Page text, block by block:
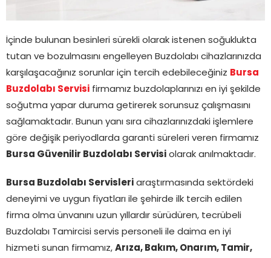
İçinde bulunan besinleri sürekli olarak istenen soğuklukta
tutan ve bozulmasını engelleyen Buzdolabı cihazlarınızda
karşılaşacağınız sorunlar için tercih edebileceğiniz Bursa
Buzdolabı Servisi firmamız buzdolaplarınızı en iyi şekilde
soğutma yapar duruma getirerek sorunsuz çalışmasını
sağlamaktadır. Bunun yanı sıra cihazlarınızdaki işlemlere
göre değişik periyodlarda garanti süreleri veren firmamız
Bursa Güvenilir Buzdolabı Servisi olarak anılmaktadır.
Bursa Buzdolabı Servisleri araştırmasında sektördeki
deneyimi ve uygun fiyatları ile şehirde ilk tercih edilen
firma olma ünvanını uzun yıllardır sürüdüren, tecrübeli
Buzdolabı Tamircisi servis personeli ile daima en iyi
hizmeti sunan firmamız, Arıza, Bakım, Onarım, Tamir,